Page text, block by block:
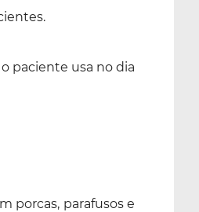
paciente usa no dia
porcas, parafusos e